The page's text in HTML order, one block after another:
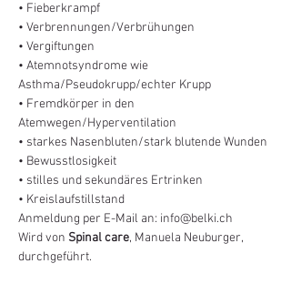
• Fieberkrampf
• Verbrennungen/Verbrühungen
• Vergiftungen
• Atemnotsyndrome wie
Asthma/Pseudokrupp/echter Krupp
• Fremdkörper in den
Atemwegen/Hyperventilation
• starkes Nasenbluten/stark blutende Wunden
• Bewusstlosigkeit
• stilles und sekundäres Ertrinken
• Kreislaufstillstand
Anmeldung per E-Mail an: info@belki.ch
Wird von Spinal care, Manuela Neuburger,
durchgeführt.